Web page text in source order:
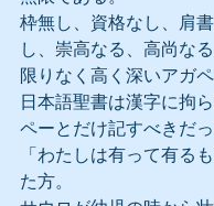
枠無し、資格なし、肩
し、崇高なる、高尚な
限りなく高く深いアガペ
日本語聖書は漢字に拘
ペーとだけ記すべきだっ
「わたしは有って有る
た方。